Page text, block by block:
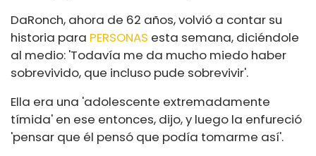
DaRonch, ahora de 62 años, volvió a contar su
historia para PERSONAS esta semana, diciéndole
al medio: 'Todavía me da mucho miedo haber
sobrevivido, que incluso pude sobrevivir'.
Ella era una 'adolescente extremadamente
tímida' en ese entonces, dijo, y luego la enfureció
'pensar que él pensó que podía tomarme así'.